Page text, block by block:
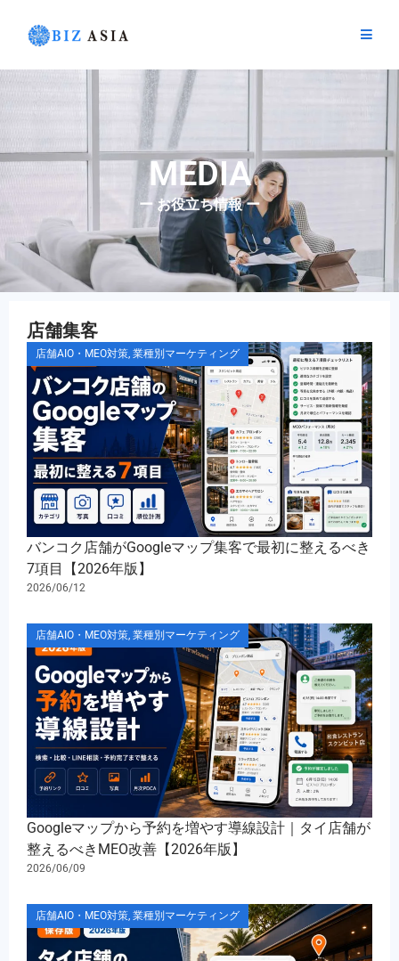
ス
キ
MEDIA
ー お役立ち情報 ー
店舗集客
店舗AIO・MEO対策, 業種別マーケティング
バンコク店舗がGoogleマップ集客で最初に整えるべき
7項目【2026年版】
2026/06/12
店舗AIO・MEO対策 業種別マーケティング
Googleマップから予約を増やす導線設計｜タイ店舗が
整えるべきMEO改善【2026年版】
2026/06/09
店舗AIO・MEO対策, 業種別マーケティング
ペ
ー
ジ
ペ
ー
ジ
ペ
ー
ペ
ー
ジ